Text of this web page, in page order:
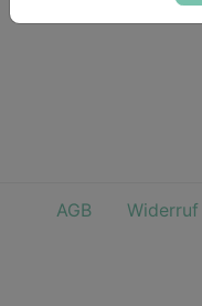
AGB Widerruf